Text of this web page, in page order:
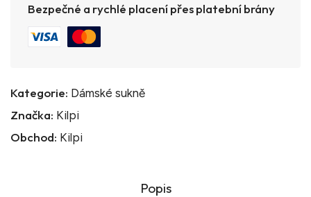
Bezpečné a rychlé placení přes platební brány
Kategorie: Dámské sukně
Značka: Kilpi
Obchod: Kilpi
Popis